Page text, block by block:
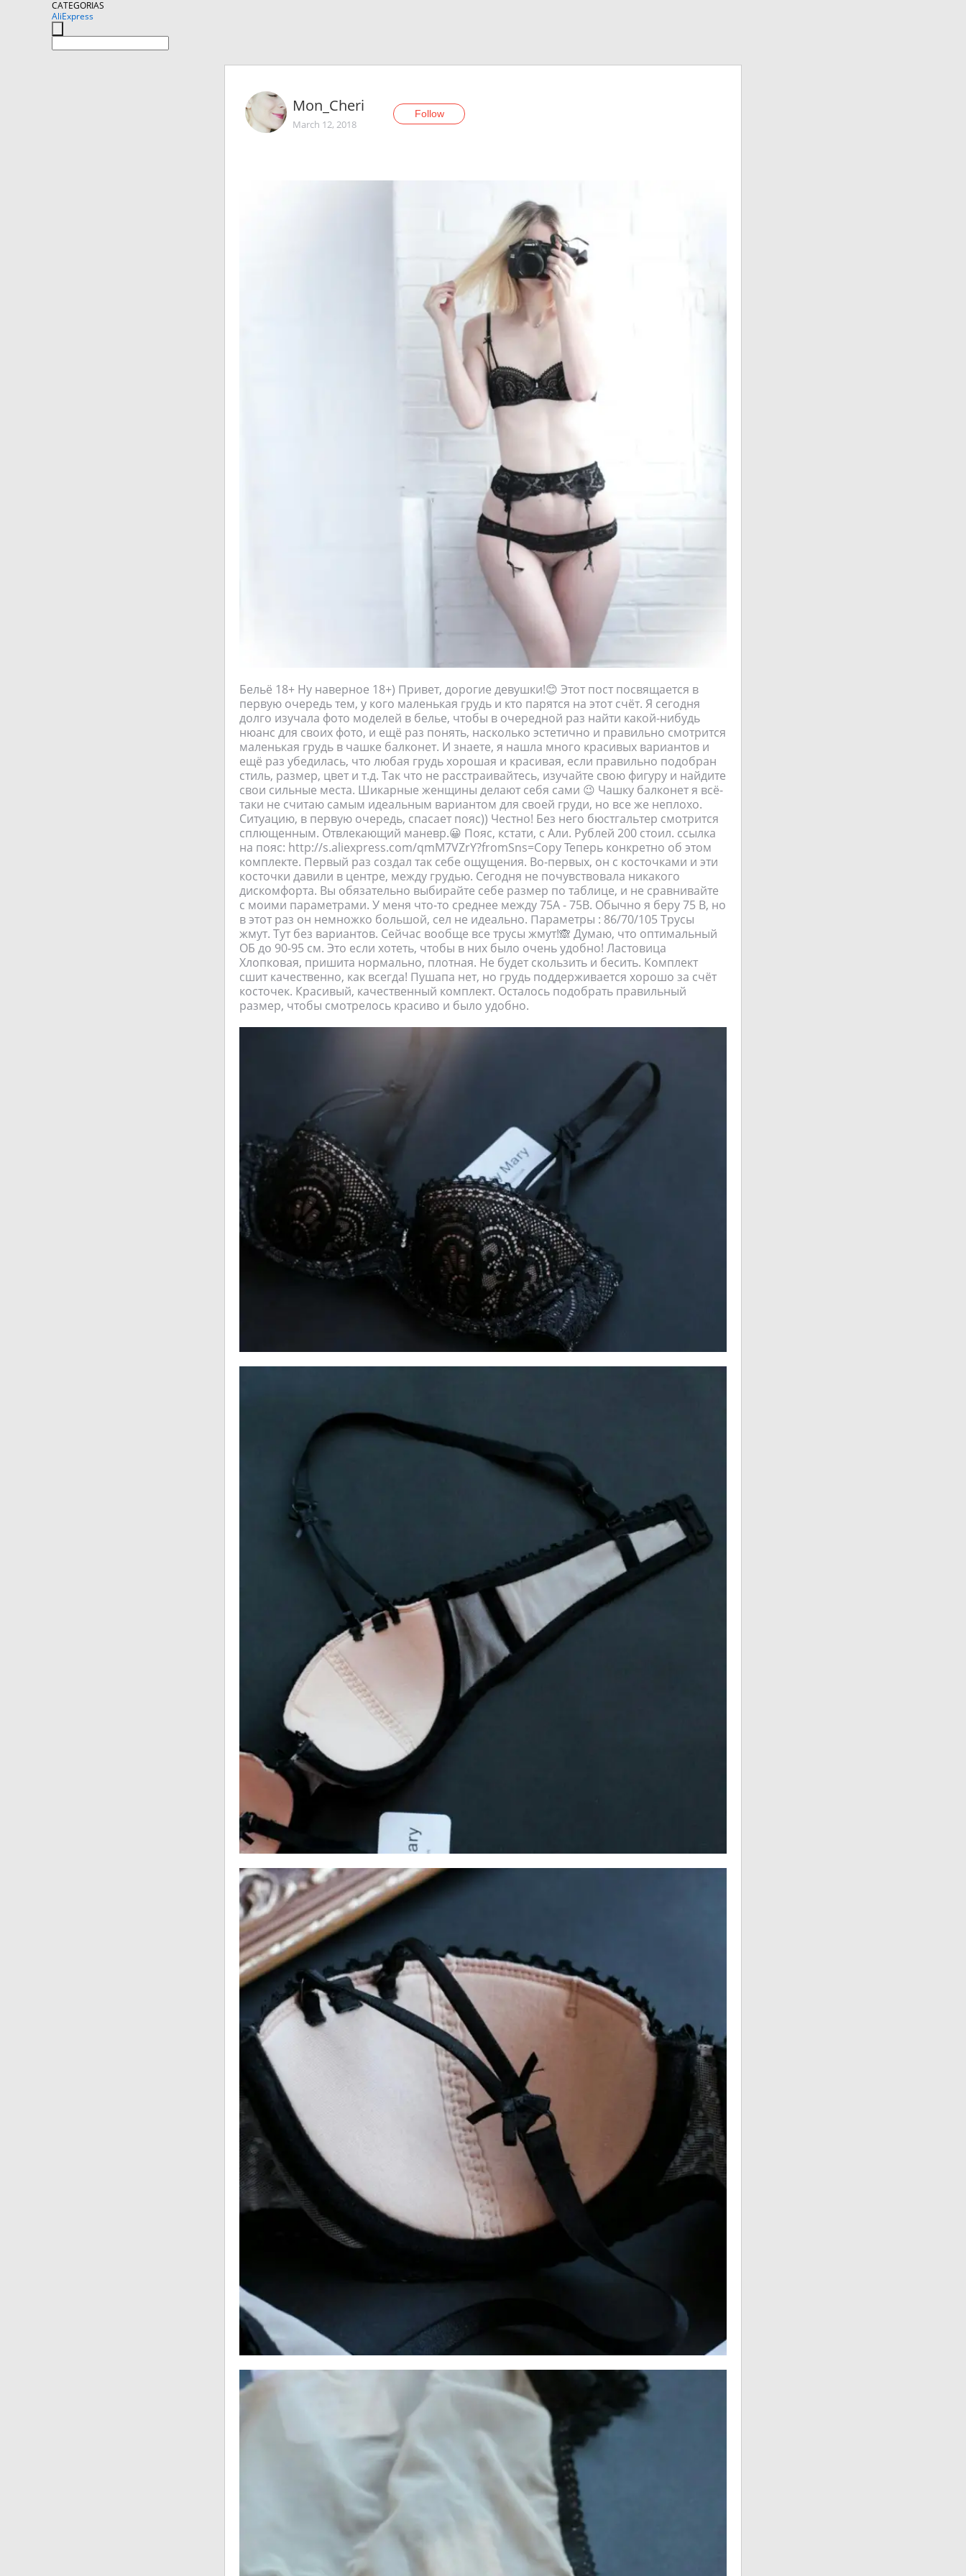
CATEGORIAS
AliExpress
Mon_Cheri
March 12, 2018
Follow
Бельё 18+ Ну наверное 18+) Привет, дорогие девушки!😊 Этот пост посвящается в
первую очередь тем, у кого маленькая грудь и кто парятся на этот счёт. Я сегодня
долго изучала фото моделей в белье, чтобы в очередной раз найти какой-нибудь
нюанс для своих фото, и ещё раз понять, насколько эстетично и правильно смотрится
маленькая грудь в чашке балконет. И знаете, я нашла много красивых вариантов и
ещё раз убедилась, что любая грудь хорошая и красивая, если правильно подобран
стиль, размер, цвет и т.д. Так что не расстраивайтесь, изучайте свою фигуру и найдите
свои сильные места. Шикарные женщины делают себя сами 😉 Чашку балконет я всё-
таки не считаю самым идеальным вариантом для своей груди, но все же неплохо.
Ситуацию, в первую очередь, спасает пояс)) Честно! Без него бюстгальтер смотрится
сплющенным. Отвлекающий маневр.😀 Пояс, кстати, с Али. Рублей 200 стоил. ссылка
на пояс: http://s.aliexpress.com/qmM7VZrY?fromSns=Copy Теперь конкретно об этом
комплекте. Первый раз создал так себе ощущения. Во-первых, он с косточками и эти
косточки давили в центре, между грудью. Сегодня не почувствовала никакого
дискомфорта. Вы обязательно выбирайте себе размер по таблице, и не сравнивайте
с моими параметрами. У меня что-то среднее между 75А - 75B. Обычно я беру 75 B, но
в этот раз он немножко большой, сел не идеально. Параметры : 86/70/105 Трусы
жмут. Тут без вариантов. Сейчас вообще все трусы жмут!🙈 Думаю, что оптимальный
ОБ до 90-95 см. Это если хотеть, чтобы в них было очень удобно! Ластовица
Хлопковая, пришита нормально, плотная. Не будет скользить и бесить. Комплект
сшит качественно, как всегда! Пушапа нет, но грудь поддерживается хорошо за счёт
косточек. Красивый, качественный комплект. Осталось подобрать правильный
размер, чтобы смотрелось красиво и было удобно.